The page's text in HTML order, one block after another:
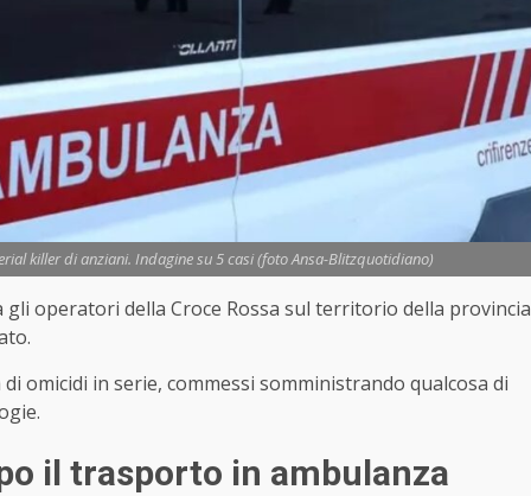
killer di anziani. Indagine su 5 casi (foto Ansa-Blitzquotidiano)
gli operatori della Croce Rossa sul territorio della provincia
omicidi in serie, commessi somministrando qualcosa di
il trasporto in ambulanza